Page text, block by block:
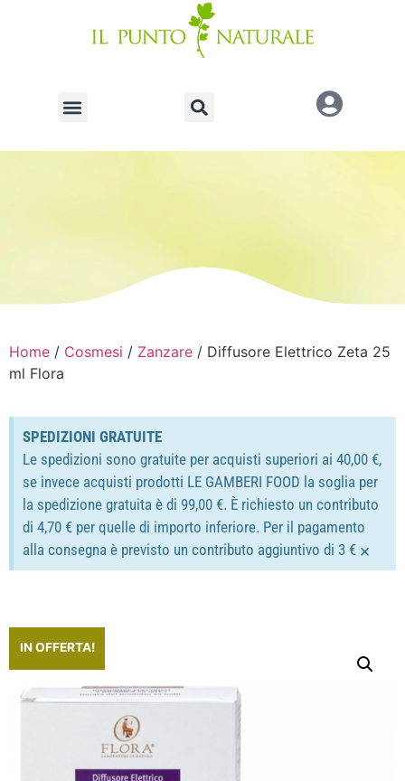
Home / Cosmesi / Zanzare / Diffusore Elettrico Zeta 25
ml Flora
SPEDIZIONI GRATUITE
Le spedizioni sono gratuite per acquisti superiori ai 40,00 €,
se invece acquisti prodotti LE GAMBERI FOOD la soglia per
la spedizione gratuita è di 99,00 €. È richiesto un contributo
di 4,70 € per quelle di importo inferiore. Per il pagamento
alla consegna è previsto un contributo aggiuntivo di 3 € ×
IN OFFERTA!